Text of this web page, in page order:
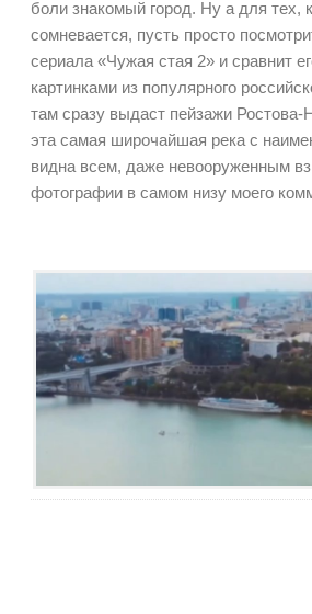
боли знакомый город. Ну а для тех,
сомневается, пусть просто
сериала «Чужая стая 2» и сравнит
картинками из популярного
там сразу выдаст пейзажи
эта самая широчайшая река с
видна всем, даже невооруженным
фотографии в самом низу моего